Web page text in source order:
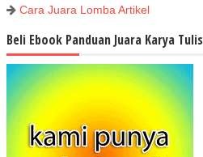
Cara Juara Lomba Artikel
Beli Ebook Panduan Juara Karya Tulis